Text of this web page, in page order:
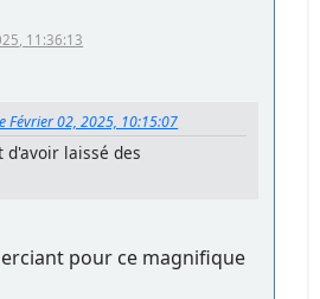
11:36:13
Février 02, 2025, 10:15:07
d'avoir laissé des
pour ce magnifique